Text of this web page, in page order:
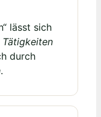
lässt sich
Tätigkeiten
durch
.